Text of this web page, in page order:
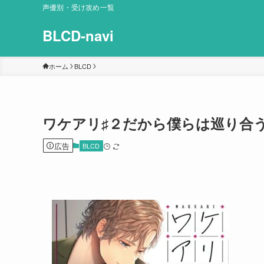
声優別・受け攻め一覧
BLCD-navi
ホーム BLCD
ワケアリ♯２だから僕らは巡り合う
広告 BLCD